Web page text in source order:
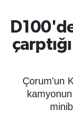
Çorum'un
ÇEVRE
BİLİM -